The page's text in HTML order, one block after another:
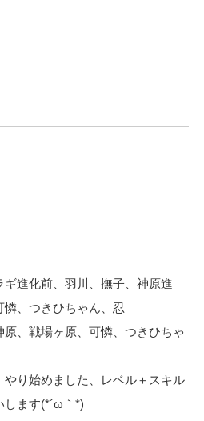
ギ進化前、羽川、撫子、神原進
、つきひちゃん、忍
原、戦場ヶ原、可憐、つきひちゃ
やり始めました、レベル＋スキル
します(*´ω｀*)